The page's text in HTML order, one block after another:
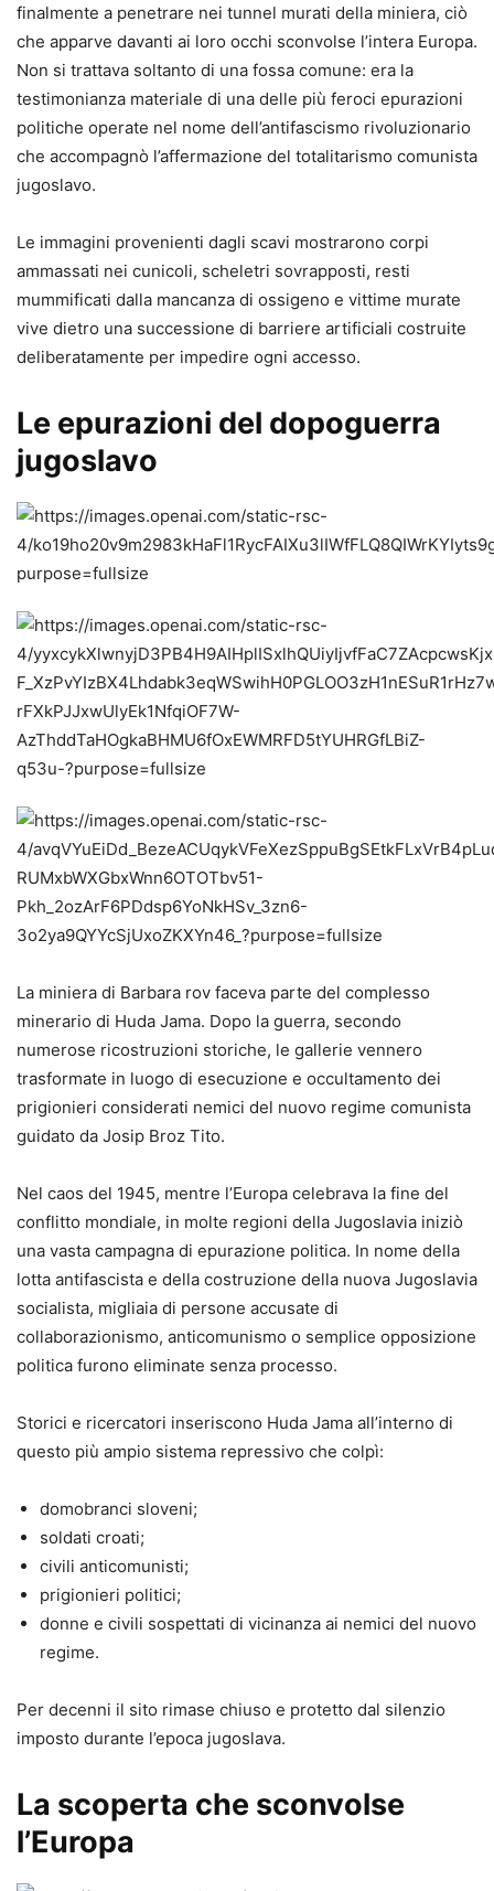
finalmente a penetrare nei tunnel murati della miniera, ciò
che apparve davanti ai loro occhi sconvolse l’intera Europa.
Non si trattava soltanto di una fossa comune: era la
testimonianza materiale di una delle più feroci epurazioni
politiche operate nel nome dell’antifascismo rivoluzionario
che accompagnò l’affermazione del totalitarismo comunista
jugoslavo.
Le immagini provenienti dagli scavi mostrarono corpi
ammassati nei cunicoli, scheletri sovrapposti, resti
mummificati dalla mancanza di ossigeno e vittime murate
vive dietro una successione di barriere artificiali costruite
deliberatamente per impedire ogni accesso.
Le epurazioni del dopoguerra
jugoslavo
La miniera di Barbara rov faceva parte del complesso
minerario di Huda Jama. Dopo la guerra, secondo
numerose ricostruzioni storiche, le gallerie vennero
trasformate in luogo di esecuzione e occultamento dei
prigionieri considerati nemici del nuovo regime comunista
guidato da Josip Broz Tito.
Nel caos del 1945, mentre l’Europa celebrava la fine del
conflitto mondiale, in molte regioni della Jugoslavia iniziò
una vasta campagna di epurazione politica. In nome della
lotta antifascista e della costruzione della nuova Jugoslavia
socialista, migliaia di persone accusate di
collaborazionismo, anticomunismo o semplice opposizione
politica furono eliminate senza processo.
Storici e ricercatori inseriscono Huda Jama all’interno di
questo più ampio sistema repressivo che colpì:
domobranci sloveni;
soldati croati;
civili anticomunisti;
prigionieri politici;
donne e civili sospettati di vicinanza ai nemici del nuovo
regime.
Per decenni il sito rimase chiuso e protetto dal silenzio
imposto durante l’epoca jugoslava.
La scoperta che sconvolse
l’Europa